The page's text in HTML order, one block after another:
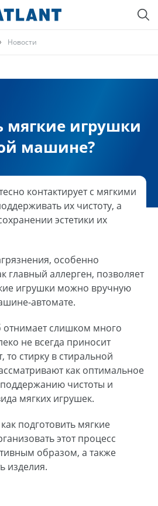
Новости
мягкие игрушки
машине?
контактирует с мягкими
их чистоту, а
эстетики их
особенно
главный аллерген, позволяет
игрушки можно вручную
автомате.
отнимает слишком много
не всегда приносит
то стирку в стиральной
как оптимальное
чистоты и
мягких игрушек.
подготовить мягкие
этот процесс
образом, а также
изделия.